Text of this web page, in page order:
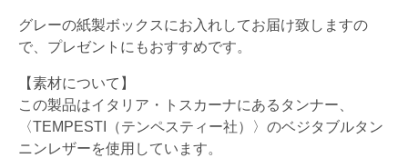
グレーの紙製ボックスにお入れしてお届け致しますの
で、プレゼントにもおすすめです。
【素材について】
この製品はイタリア・トスカーナにあるタンナー、
〈TEMPESTI（テンペスティー社）〉のベジタブルタン
ニンレザーを使用しています。